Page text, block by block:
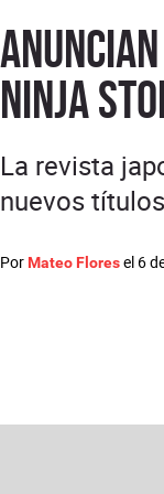
Ninja
Por Mateo Floresel 6
La revista
nuevos